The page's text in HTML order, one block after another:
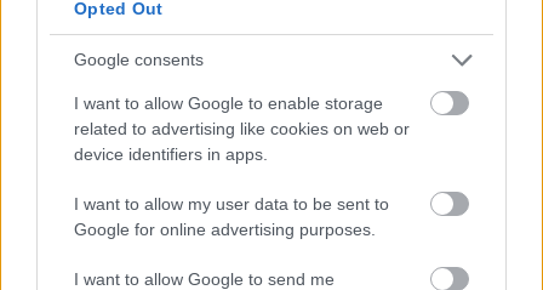
Opted Out
Google consents
I want to allow Google to enable storage
related to advertising like cookies on web or
device identifiers in apps.
I want to allow my user data to be sent to
Google for online advertising purposes.
I want to allow Google to send me
Szex Roman Polanski
ETNOFON AZ I. ONIFESZT-EN